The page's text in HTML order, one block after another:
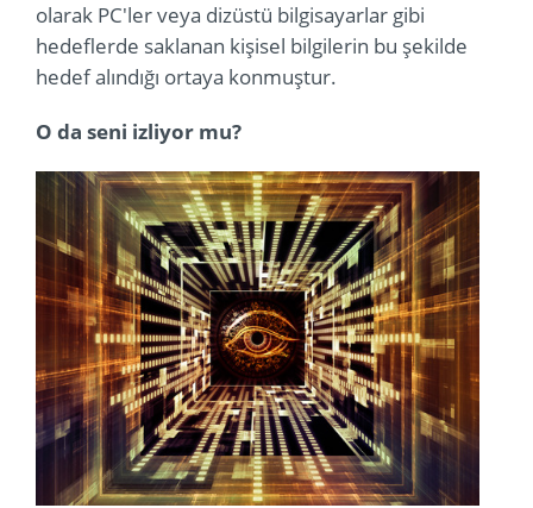
olarak PC'ler veya dizüstü bilgisayarlar gibi
hedeflerde saklanan kişisel bilgilerin bu şekilde
hedef alındığı ortaya konmuştur.
O da seni izliyor mu?